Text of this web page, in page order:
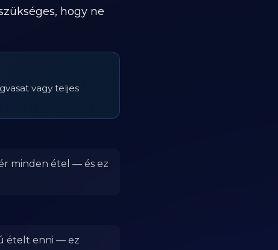
hogy ne
vagy teljes
minden étel — és ez
ételt enni — ez